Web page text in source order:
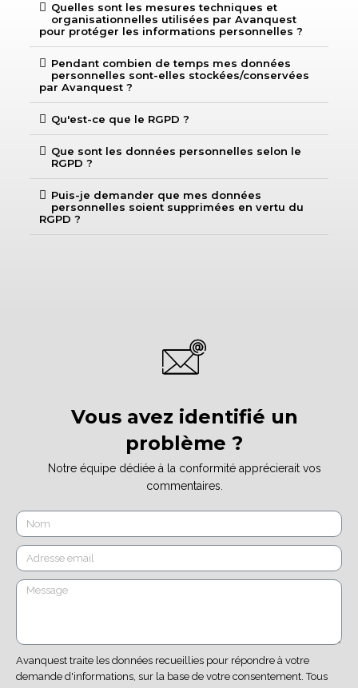
Quelles sont les mesures techniques et
organisationnelles utilisées par Avanquest
pour protéger les informations personnelles ?
Pendant combien de temps mes données
personnelles sont-elles stockées/conservées
par Avanquest ?
Qu'est-ce que le RGPD ?
Que sont les données personnelles selon le
RGPD ?
Puis-je demander que mes données
personnelles soient supprimées en vertu du
RGPD ?
Vous avez identifié un
problème ?
Notre équipe dédiée à la conformité apprécierait vos
commentaires.
Avanquest traite les données recueillies pour répondre à votre
demande d'informations, sur la base de votre consentement. Tous